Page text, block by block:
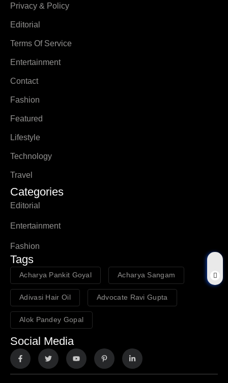
Privacy & Policy
Editorial
Terms Of Service
Entertainment
Contact
Fashion
Featured
Lifestyle
Technology
Travel
Categories
Editorial
Entertainment
Fashion
Tags
Acharya Pankit Goyal Acharya Sangam
Adivasi Hair Oil Advocate Ravi Gupta
Alok Pandey Gopal
Social Media